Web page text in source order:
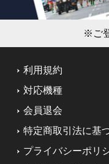
※ご
利用規約
対応機種
会員退会
特定商取引法に基
プライバシーポリ